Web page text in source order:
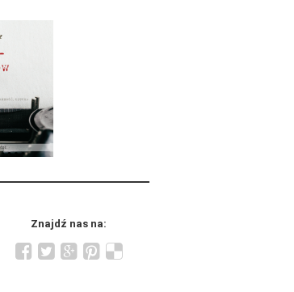
Znajdź nas na: